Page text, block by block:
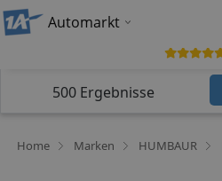
Automarkt
500 Ergebnisse
Home Marken HUMBAUR